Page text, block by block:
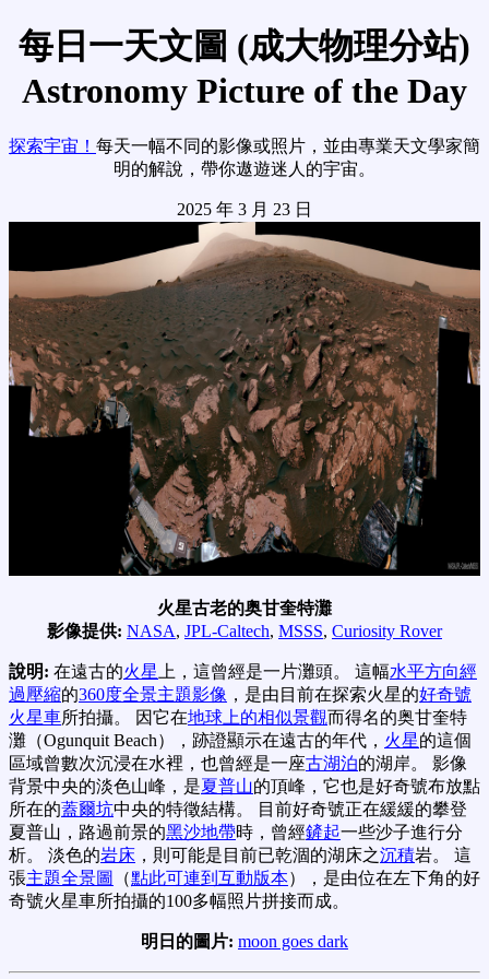
每日一天文圖 (成大物理分站)
Astronomy Picture of the Day
探索宇宙！ 每天一幅不同的影像或照片，並由專業天文學家簡
明的解說，帶你遨遊迷人的宇宙。
2025 年 3 月 23 日
火星古老的奥甘奎特灘
影像提供: NASA, JPL-Caltech, MSSS, Curiosity Rover
說明: 在遠古的火星 上，這曾經是一片灘頭。 這幅水平方向經
過壓縮的360度全景主題影像 ，是由目前在探索火星的好奇號
火星車所拍攝。 因它在地球上的相似景觀而得名的奥甘奎特
灘（Ogunquit Beach），跡證顯示在遠古的年代， 火星的這個
區域曾數次沉浸在水裡，也曾經是一座古湖泊的湖岸。 影像
背景中央的淡色山峰，是夏普山的頂峰，它也是好奇號布放點
所在的蓋爾坑中央的特徵結構。 目前好奇號正在緩緩的攀登
夏普山，路過前景的黑沙地帶時，曾經鏟起一些沙子進行分
析。 淡色的岩床 ，則可能是目前已乾涸的湖床之沉積岩。 這
張主題全景圖 （點此可連到互動版本），是由位在左下角的好
奇號火星車所拍攝的100多幅照片拼接而成。
明日的圖片: moon goes dark